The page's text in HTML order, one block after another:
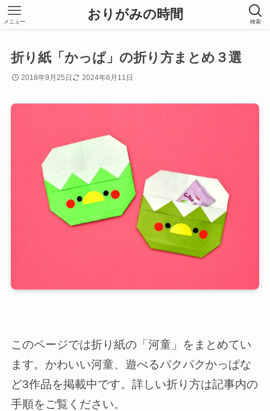
おりがみの時間 検索
メニュー
折り紙「かっぱ」の折り方まとめ３選
2018年9月25日 2024年6月11日
このページでは折り紙の「河童」をまとめてい
ます。かわいい河童、遊べるパクパクかっぱな
ど3作品を掲載中です。詳しい折り方は記事内の
手順をご覧ください。